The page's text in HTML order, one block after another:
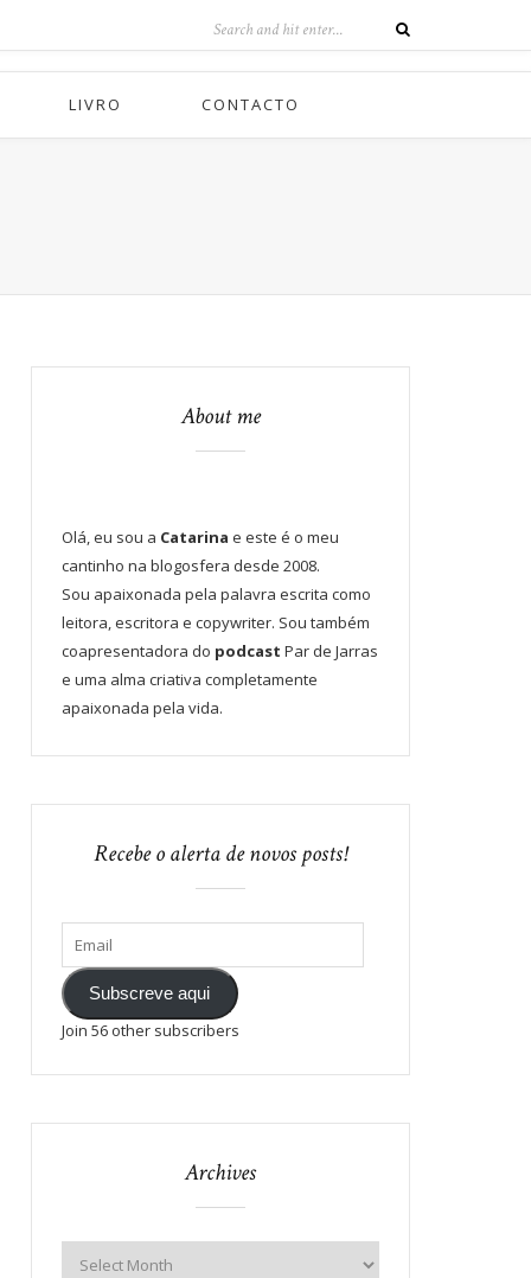
LIVRO CONTACTO
About me
Olá, eu sou a Catarina e este é o meu
cantinho na blogosfera desde 2008.
Sou apaixonada pela palavra escrita como
leitora, escritora e copywriter. Sou também
coapresentadora do podcast Par de Jarras
e uma alma criativa completamente
apaixonada pela vida.
Recebe o alerta de novos posts!
Subscreve aqui
Join 56 other subscribers
Archives